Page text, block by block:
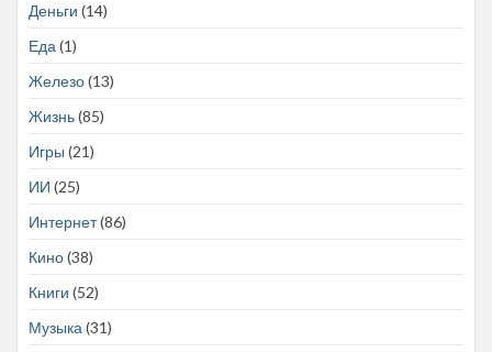
Деньги (14)
Еда(1)
Железо(13)
Жизнь(85)
Игры (21)
ИИ (25)
Интернет(86)
Кино(38)
Книги (52)
Музыка(31)